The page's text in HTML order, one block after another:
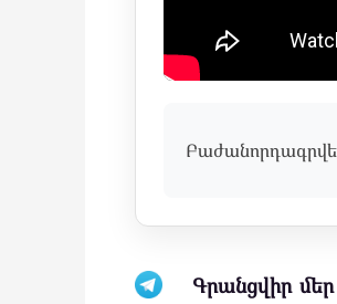
Գրանցվիր մեր